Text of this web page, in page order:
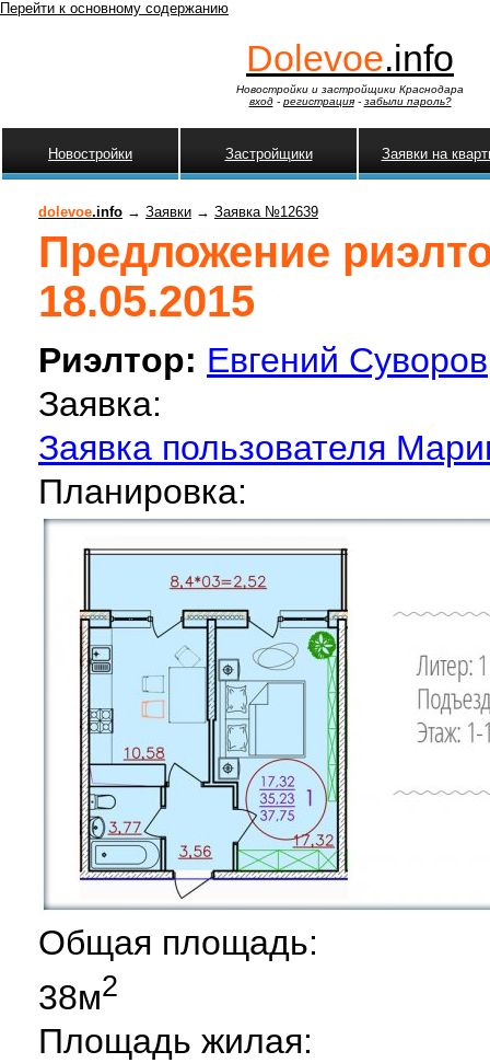
Перейти к основному содержанию
Dolevoe.info
Новостройки и застройщики Краснодара
вход- регистрация- забыли пароль?
Новостройки Застройщики Заявки на
dolevoe.info → Заявки → Заявка №12639
Предложение
18.05.2015
Риэлтор: Евгений Суворов
Заявка:
Заявка пользователя
Планировка:
Общая площадь:
38м2
Площадь жилая: